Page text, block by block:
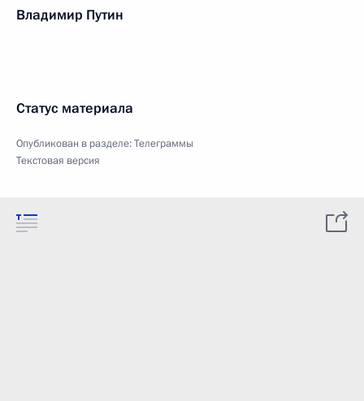
Владимир Путин
Статус материала
Опубликован в разделе:Телеграммы
Текстовая версия